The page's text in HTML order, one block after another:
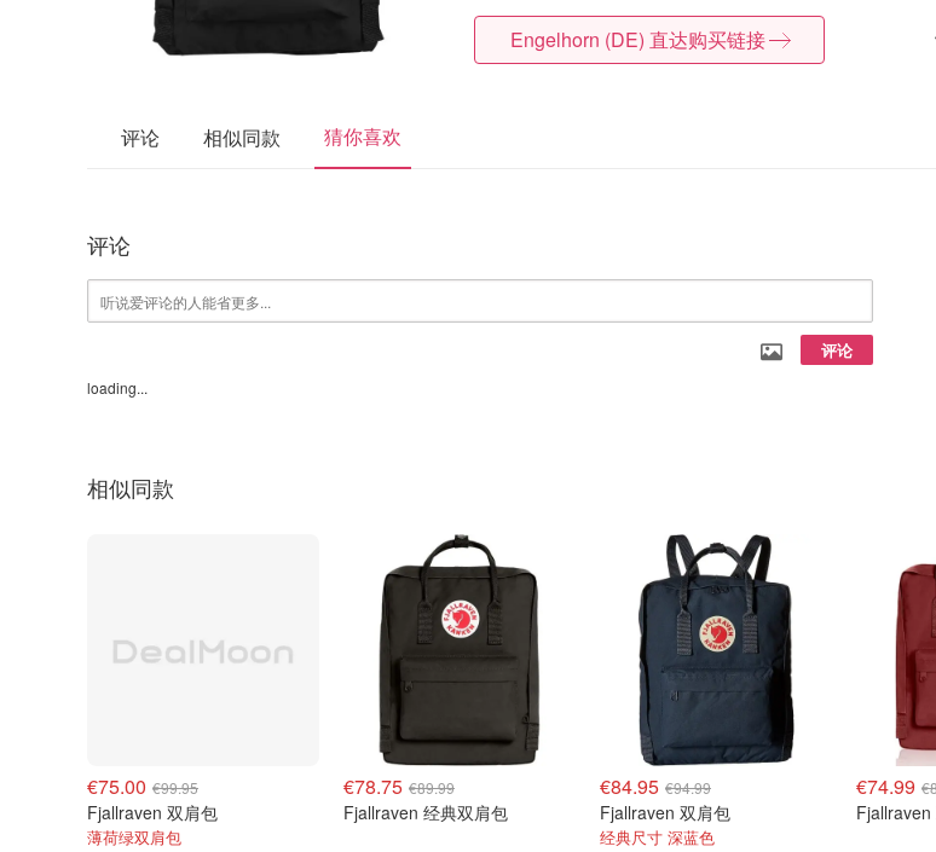
Engelhorn (DE) 直达购买链接
评论 相似同款 猜你喜欢
评论
评论
loading...
相似同款
€75.00 €99.95
Fjallraven 双肩包
薄荷绿双肩包
€78.75 €89.99
Fjallraven 经典双肩包
€84.95 €94.99
Fjallraven 双肩包
经典尺寸 深蓝色
€74.99